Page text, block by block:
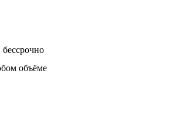
объёме